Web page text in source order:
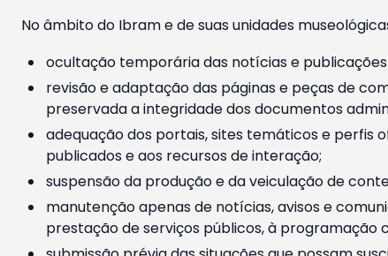
No âmbito do Ibram e de suas unidades
ocultação temporária das notícias e
revisão e adaptação das páginas e peças de
preservada a integridade dos documentos
adequação dos portais, sites temáticos e perfis
publicados e aos recursos de interação;
suspensão da produção e da veiculação de
manutenção apenas de notícias, avisos e
prestação de serviços públicos, à programação